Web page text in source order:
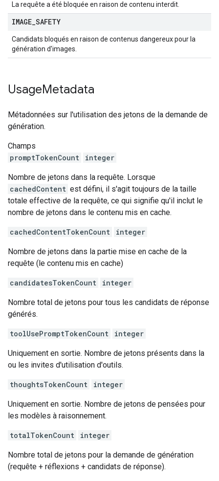
La requête a été bloquée en raison de contenu interdit.
IMAGE SAFETY
Candidats bloqués en raison de contenus dangereux pour la
génération d'images.
UsageMetadata
Métadonnées sur l'utilisation des jetons de la demande de
génération.
Champs
promptTokenCount
integer
Nombre de jetons dans la requête. Lorsque
cachedContent est défini, il s'agit toujours de la taille
totale effective de la requête, ce qui signifie qu'il inclut le
nombre de jetons dans le contenu mis en cache.
cachedContentTokenCount integer
Nombre de jetons dans la partie mise en cache de la
requête (le contenu mis en cache)
candidatesTokenCount integer
Nombre total de jetons pour tous les candidats de réponse
générés.
toolUsePromptTokenCount integer
Uniquement en sortie. Nombre de jetons présents dans la
ou les invites d'utilisation d'outils.
thoughtsTokenCount integer
Uniquement en sortie. Nombre de jetons de pensées pour
les modèles à raisonnement.
totalTokenCount integer
Nombre total de jetons pour la demande de génération
(requête + réflexions + candidats de réponse).